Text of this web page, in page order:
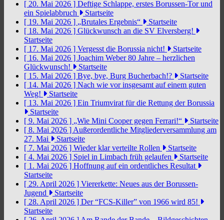
[ 20. Mai 2026 ] Deftige Schlappe, erstes Borussen-Tor und
ein Spielabbruch
Startseite
[ 19. Mai 2026 ] „Brutales Ergebnis“
Startseite
[ 18. Mai 2026 ] Glückwunsch an die SV Elversberg!
Startseite
[ 17. Mai 2026 ] Vergesst die Borussia nicht!
Startseite
[ 16. Mai 2026 ] Joachim Weber 80 Jahre – herzlichen
Glückwunsch!
Startseite
[ 15. Mai 2026 ] Bye, bye, Burg Bucherbach!?
Startseite
[ 14. Mai 2026 ] Nach wie vor insgesamt auf einem guten
Weg!
Startseite
[ 13. Mai 2026 ] Ein Triumvirat für die Rettung der Borussia
Startseite
[ 9. Mai 2026 ] „Wie Mini Cooper gegen Ferrari!“
Startseite
[ 8. Mai 2026 ] Außerordentliche Mitgliederversammlung am
27. Mai
Startseite
[ 7. Mai 2026 ] Wieder klar verteilte Rollen
Startseite
[ 4. Mai 2026 ] Spiel in Limbach früh gelaufen
Startseite
[ 1. Mai 2026 ] Hoffnung auf ein ordentliches Resultat
Startseite
[ 29. April 2026 ] Viererkette: Neues aus der Borussen-
Jugend
Startseite
[ 28. April 2026 ] Der “FCS-Killer” von 1966 wird 85!
Startseite